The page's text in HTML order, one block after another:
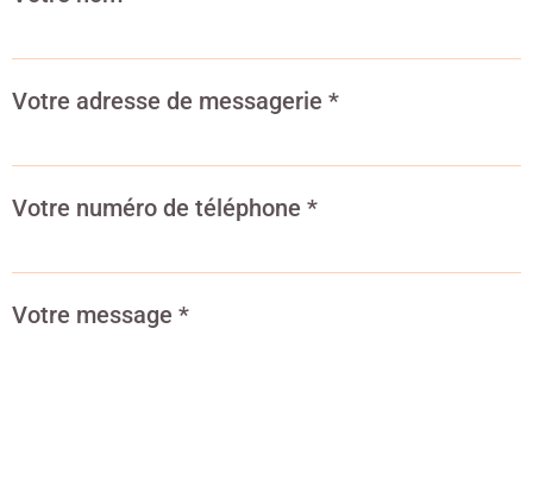
Votre adresse de messagerie *
Votre numéro de téléphone *
Votre message *